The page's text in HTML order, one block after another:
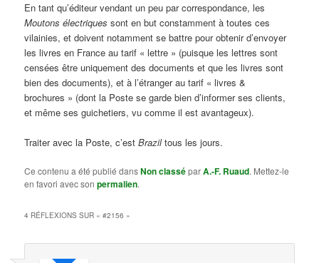
En tant qu’éditeur vendant un peu par correspondance, les
Moutons électriques sont en but constamment à toutes ces
vilainies, et doivent notamment se battre pour obtenir d’envoyer
les livres en France au tarif « lettre » (puisque les lettres sont
censées être uniquement des documents et que les livres sont
bien des documents), et à l’étranger au tarif « livres &
brochures » (dont la Poste se garde bien d’informer ses clients,
et même ses guichetiers, vu comme il est avantageux).
Traiter avec la Poste, c’estBraziltous les jours.
Ce contenu a été publié dansNon classéparA.-F. Ruaud. Mettez-le
en favori avec sonpermalien.
4 RÉFLEXIONS SUR «#2156 »